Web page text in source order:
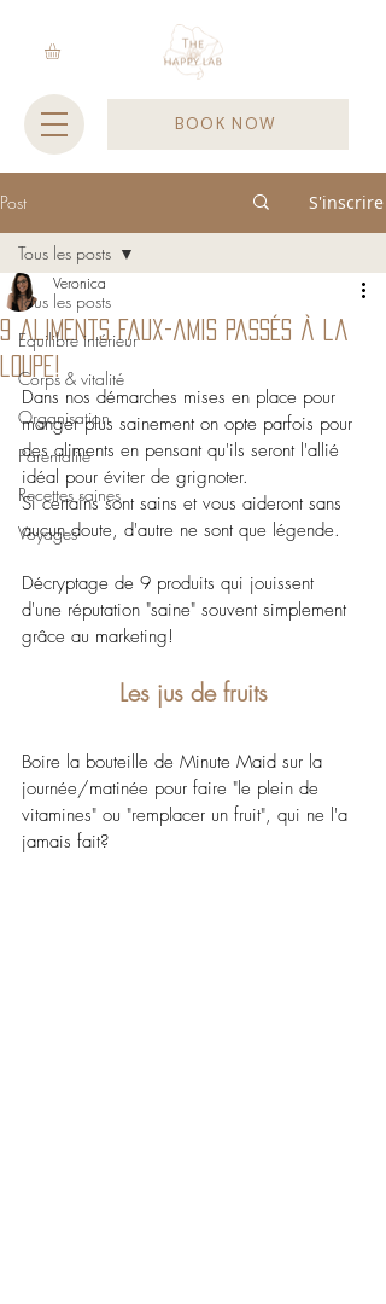
BOOK NOW
Post S'inscrire
Tous les posts
Equilibre intérieur
Corps & vitalité
Organisation
Parentalité
Recettes saines
Voyages
Tous les posts
9 aliments faux-amis passés à la
loupe!
Veronica
Dans nos démarches mises en place pour
manger plus sainement on opte parfois pour
des aliments en pensant qu'ils seront l'allié
idéal pour éviter de grignoter.
Si certains sont sains et vous aideront sans
aucun doute, d'autre ne sont que légende.
Décryptage de 9 produits qui jouissent
d'une réputation "saine" souvent simplement
grâce au marketing!
Les jus de fruits
Boire la bouteille de Minute Maid sur la
journée/matinée pour faire "le plein de
vitamines" ou "remplacer un fruit", qui ne l'a
jamais fait?